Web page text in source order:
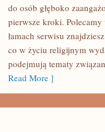
MIEJSCA
ŚWIĘTE
PIELGRZYMKI
do osób głęboko
pierwsze kroki.
łamach serwisu
co w życiu religijnym
podejmują tematy
Read More ]